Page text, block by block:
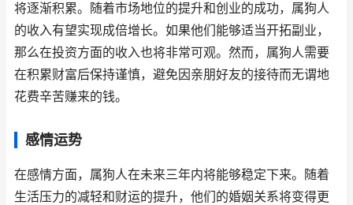
将逐渐积累。随着市场地位的提升和创业的成功，属狗人
的收入有望实现成倍增长。如果他们能够适当开拓副业，
那么在投资方面的收入也将非常可观。然而，属狗人需要
在积累财富后保持谨慎，避免因亲朋好友的接待而无谓地
花费辛苦赚来的钱。
感情运势
在感情方面，属狗人在未来三年内将能够稳定下来。随着
生活压力的减轻和财运的提升，他们的婚姻关系将变得更